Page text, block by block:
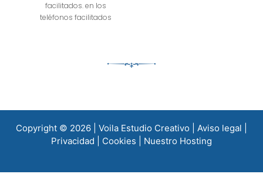
facilitados. en los
teléfonos facilitados
Copyright © 2026 | Voila Estudio Creativo Aviso legal
Privacidad
Cookies Nuestro Hosting